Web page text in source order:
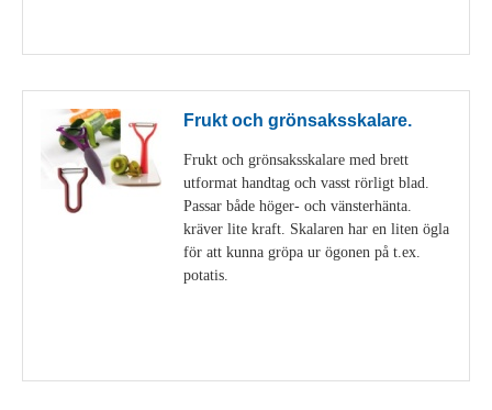
Frukt och grönsaksskalare.
Frukt och grönsaksskalare med brett
utformat handtag och vasst rörligt blad.
Passar både höger- och vänsterhänta.
kräver lite kraft. Skalaren har en liten ögla
för att kunna gröpa ur ögonen på t.ex.
potatis.